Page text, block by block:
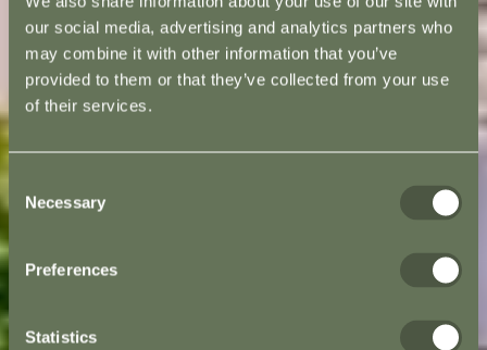
our social media, advertising and analytics partners who
may combine it with other information that you’ve
provided to them or that they’ve collected from your use
of their services.
Selection
Necessary
Preferences
Statistics